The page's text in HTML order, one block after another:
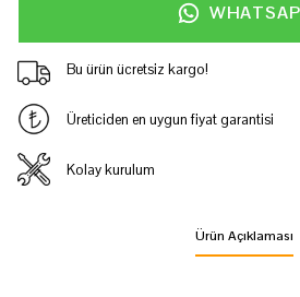
Bu ürün ücretsiz kargo!
Üreticiden en uygun fiyat garantisi
Kolay kurulum
Ürün Açıklaması